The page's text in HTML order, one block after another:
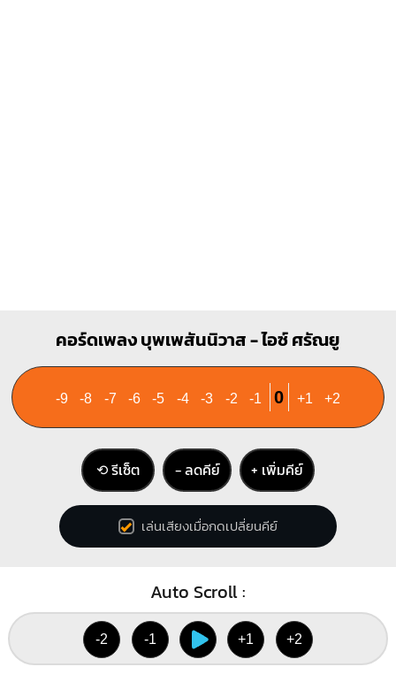
Bb
X X O
1 1
3 4
คอร์ดเพลง บุพเพสันนิวาส - ไอซ์ ศรัณยู
-9 -8 -7 -6 -5 -4 -3 -2 -1 0 +1 +2
⟲ รีเซ็ต − ลดคีย์ + เพิ่มคีย์
เล่นเสียงเมื่อกดเปลี่ยนคีย์
Auto Scroll :
-2 -1 +1 +2